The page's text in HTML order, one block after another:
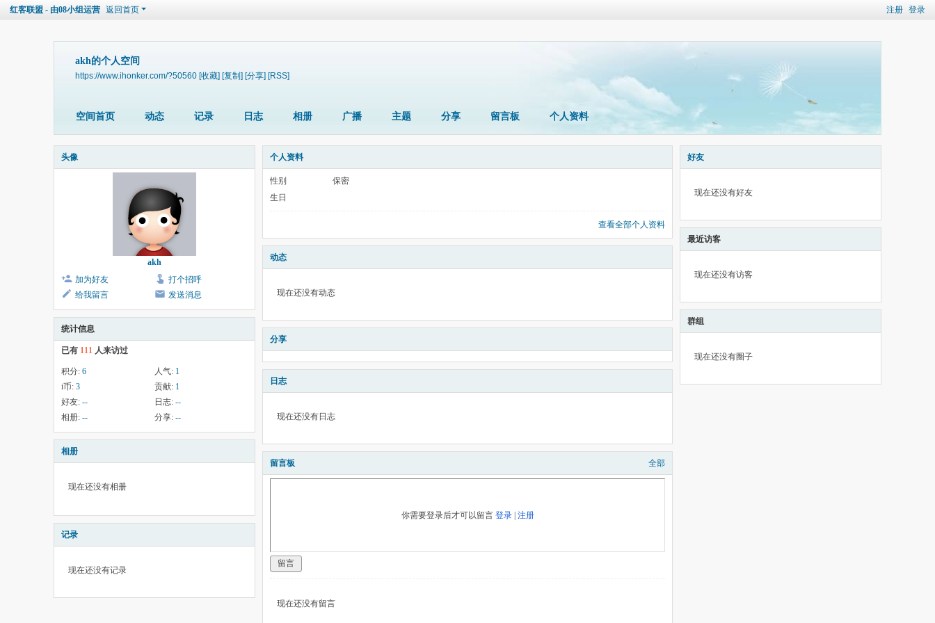
注册 登录
红客联盟 - 由08小组运营 返回首页
akh的个人空间
https://www.ihonker.com/?50560 [收藏] [复制] [分享] [RSS]
空间首页 动态 记录 日志 相册 广播 主题 分享 留言板 个人资料
头像
akh
加为好友
打个招呼
给我留言
发送消息
统计信息
已有 111 人来访过
积分: 6 人气: 1
i币: 3 贡献: 1
好友: -- 日志: --
相册: -- 分享: --
相册
现在还没有相册
记录
现在还没有记录
个人资料
性别
保密
生日
查看全部个人资料
动态
现在还没有动态
分享
日志
现在还没有日志
留言板 全部
你需要登录后才可以留言 登录| 注册
留言
现在还没有留言
好友
现在还没有好友
最近访客
现在还没有访客
群组
现在还没有圈子